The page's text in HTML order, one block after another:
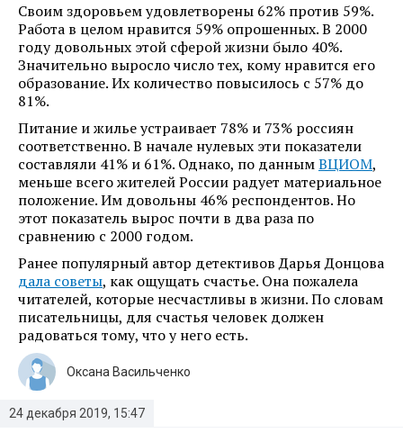
Своим здоровьем удовлетворены 62% против 59%.
Работа в целом нравится 59% опрошенных. В 2000
году довольных этой сферой жизни было 40%.
Значительно выросло число тех, кому нравится его
образование. Их количество повысилось с 57% до
81%.
Питание и жилье устраивает 78% и 73% россиян
соответственно. В начале нулевых эти показатели
составляли 41% и 61%. Однако, по даннымВЦИОМ,
меньше всего жителей России радует материальное
положение. Им довольны 46% респондентов. Но
этот показатель вырос почти в два раза по
сравнению с 2000 годом.
Ранее популярный автор детективов Дарья Донцова
дала советы, как ощущать счастье. Она пожалела
читателей, которые несчастливы в жизни. По словам
писательницы, для счастья человек должен
радоваться тому, что у него есть.
24 декабря 2019, 15:47
Оксана Васильченко